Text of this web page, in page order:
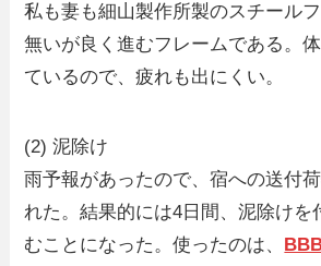
私も妻も細山製作所製のスチール
無いが良く進むフレームである。
ているので、疲れも出にくい。
(2) 泥除け
雨予報があったので、宿への送付
れた。結果的には4日間、泥除けを
むことになった。使ったのは、